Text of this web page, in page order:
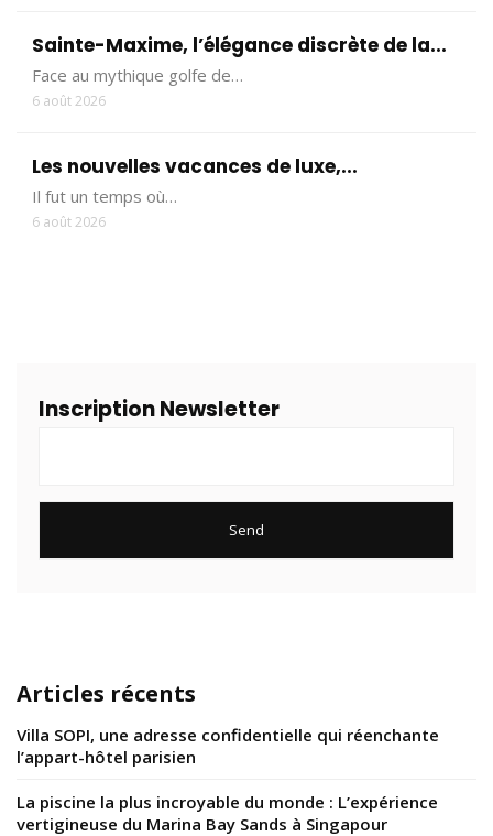
Sainte-Maxime, l’élégance discrète de la...
Face au mythique golfe de…
6 août 2026
Les nouvelles vacances de luxe,...
Il fut un temps où…
6 août 2026
Inscription Newsletter
Articles récents
Villa SOPI, une adresse confidentielle qui réenchante
l’appart-hôtel parisien
La piscine la plus incroyable du monde : L’expérience
vertigineuse du Marina Bay Sands à Singapour